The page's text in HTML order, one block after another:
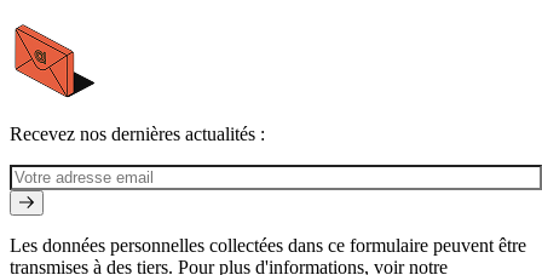
Recevez nos dernières actualités :
Les données personnelles collectées dans ce formulaire peuvent être
transmises à des tiers. Pour plus d'informations, voir notre